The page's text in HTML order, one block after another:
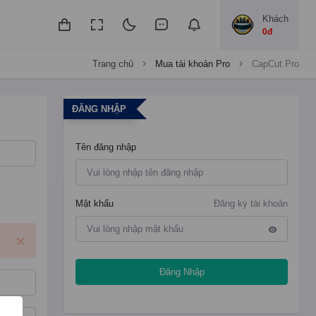
Khách
0đ
Trang chủ Mua tài khoản Pro CapCut Pro
ĐĂNG NHẬP
Tên đăng nhập
Đăng ký tài khoản
Mật khẩu
Đăng Nhập